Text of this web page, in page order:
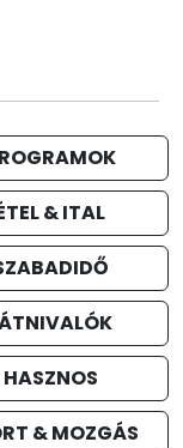
& ITAL
& MOZGÁS